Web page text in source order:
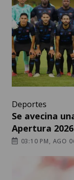
Deportes
Se avecina
Apertura 2026
03:10 PM, AGO